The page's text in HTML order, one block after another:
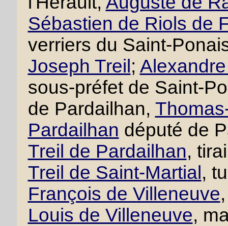
Sébastien de Riols de
verriers du Saint-
Joseph Treil ;
sous-préfet de Saint-
de Pardailhan,
Pardailhan député de
Treil de Pardailhan,
Treil de Saint-Martial ,
François de Villeneuve
Louis de Villeneuve,